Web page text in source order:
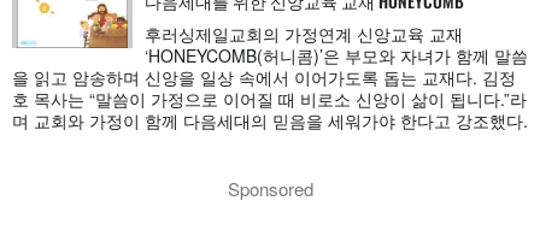
후러싱제일교회의 가정연계 신앙교육 교재
‘HONEYCOMB(허니콤)’은 부모와 자녀가 함께 말씀
을 읽고 암송하며 신앙을 일상 속에서 이어가도록 돕는 교재다. 김정
호 목사는 “말씀이 가정으로 이어질 때 비로소 신앙이 삶이 됩니다.”라
며 교회와 가정이 함께 다음세대의 믿음을 세워가야 한다고 강조했다.
Sponsored